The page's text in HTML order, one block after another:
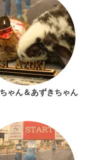
ゃん＆あずきちゃん